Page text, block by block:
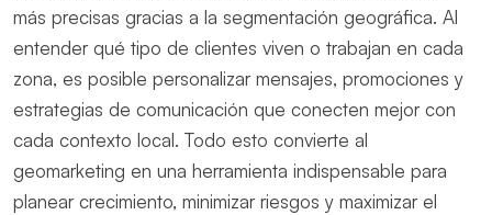
más precisas gracias a la segmentación geográfica. Al
entender qué tipo de clientes viven o trabajan en cada
zona, es posible personalizar mensajes, promociones y
estrategias de comunicación que conecten mejor con
cada contexto local. Todo esto convierte al
geomarketing en una herramienta indispensable para
planear crecimiento, minimizar riesgos y maximizar el